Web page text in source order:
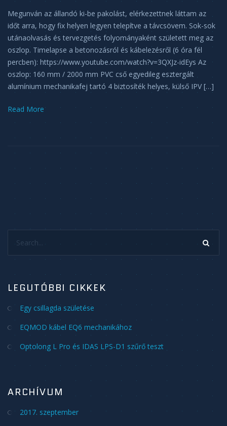
Megunván az állandó ki-be pakolást, elérkezettnek láttam az
időt arra, hogy fix helyen legyen telepítve a távcsövem. Sok-sok
utánaolvasás és tervezgetés folyományaként született meg az
oszlop. Timelapse a betonozásról és kábelezésről (6 óra fél
percben): https://www.youtube.com/watch?v=3QXJz-idEys Az
oszlop: 160 mm / 2000 mm PVC cső egyedileg esztergált
alumínium mechanikafej tartó 4 biztosíték helyes, külső IPV […]
Read More
LEGUTÓBBI CIKKEK
Egy csillagda születése
EQMOD kábel EQ6 mechanikához
Optolong L Pro és IDAS LPS-D1 szűrő teszt
ARCHÍVUM
2017. szeptember